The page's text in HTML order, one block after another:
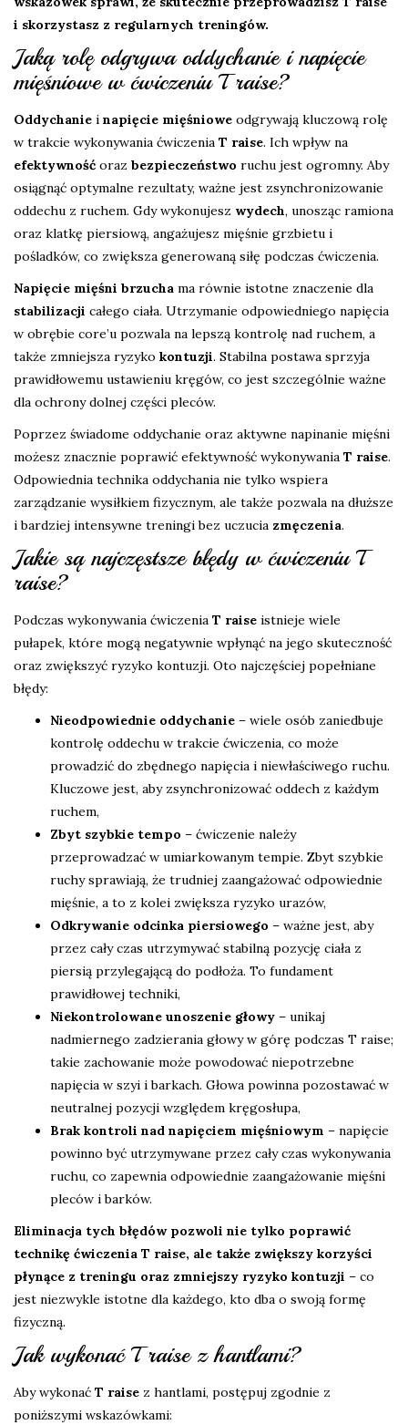
i skorzystasz z regularnych treningów.
Jaką rolę odgrywa oddychanie i napięcie
mięśniowe w ćwiczeniu T raise?
Oddychanie i napięcie mięśniowe odgrywają kluczową rolę
w trakcie wykonywania ćwiczenia T raise. Ich wpływ na
efektywność oraz bezpieczeństwo ruchu jest ogromny. Aby
osiągnąć optymalne rezultaty, ważne jest zsynchronizowanie
oddechu z ruchem. Gdy wykonujesz wydech, unosząc ramiona
oraz klatkę piersiową, angażujesz mięśnie grzbietu i
pośladków, co zwiększa generowaną siłę podczas ćwiczenia.
Napięcie mięśni brzucha ma równie istotne znaczenie dla
stabilizacji całego ciała. Utrzymanie odpowiedniego napięcia
w obrębie core’u pozwala na lepszą kontrolę nad ruchem, a
także zmniejsza ryzyko kontuzji. Stabilna postawa sprzyja
prawidłowemu ustawieniu kręgów, co jest szczególnie ważne
dla ochrony dolnej części pleców.
Poprzez świadome oddychanie oraz aktywne napinanie mięśni
możesz znacznie poprawić efektywność wykonywania T raise.
Odpowiednia technika oddychania nie tylko wspiera
zarządzanie wysiłkiem fizycznym, ale także pozwala na dłuższe
i bardziej intensywne treningi bez uczucia zmęczenia.
Jakie są najczęstsze błędy w ćwiczeniu T
raise?
Podczas wykonywania ćwiczenia T raise istnieje wiele
pułapek, które mogą negatywnie wpłynąć na jego skuteczność
oraz zwiększyć ryzyko kontuzji. Oto najczęściej popełniane
błędy:
Nieodpowiednie oddychanie – wiele osób zaniedbuje
kontrolę oddechu w trakcie ćwiczenia, co może
prowadzić do zbędnego napięcia i niewłaściwego ruchu.
Kluczowe jest, aby zsynchronizować oddech z każdym
ruchem,
Zbyt szybkie tempo – ćwiczenie należy
przeprowadzać w umiarkowanym tempie. Zbyt szybkie
ruchy sprawiają, że trudniej zaangażować odpowiednie
mięśnie, a to z kolei zwiększa ryzyko urazów,
Odkrywanie odcinka piersiowego – ważne jest, aby
przez cały czas utrzymywać stabilną pozycję ciała z
piersią przylegającą do podłoża. To fundament
prawidłowej techniki,
Niekontrolowane unoszenie głowy – unikaj
nadmiernego zadzierania głowy w górę podczas T raise;
takie zachowanie może powodować niepotrzebne
napięcia w szyi i barkach. Głowa powinna pozostawać w
neutralnej pozycji względem kręgosłupa,
Brak kontroli nad napięciem mięśniowym – napięcie
powinno być utrzymywane przez cały czas wykonywania
ruchu, co zapewnia odpowiednie zaangażowanie mięśni
pleców i barków.
Eliminacja tych błędów pozwoli nie tylko poprawić
technikę ćwiczenia T raise, ale także zwiększy korzyści
płynące z treningu oraz zmniejszy ryzyko kontuzji – co
jest niezwykle istotne dla każdego, kto dba o swoją formę
fizyczną.
Jak wykonać T raise z hantlami?
Aby wykonać T raise z hantlami, postępuj zgodnie z
poniższymi wskazówkami: